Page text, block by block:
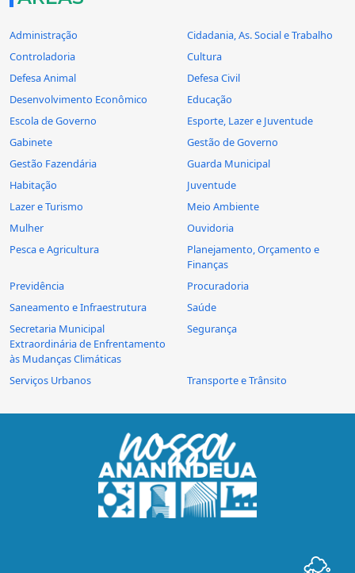
Administração
Cidadania, As. Social e Trabalho
Controladoria
Cultura
Defesa Animal
Defesa Civil
Desenvolvimento Econômico
Educação
Escola de Governo
Esporte, Lazer e Juventude
Gabinete
Gestão de Governo
Gestão Fazendária
Guarda Municipal
Habitação
Juventude
Lazer e Turismo
Meio Ambiente
Mulher
Ouvidoria
Pesca e Agricultura
Planejamento, Orçamento e
Finanças
Previdência
Procuradoria
Saneamento e Infraestrutura
Saúde
Secretaria Municipal
Extraordinária de Enfrentamento
às Mudanças Climáticas
Segurança
Serviços Urbanos Transporte e Trânsito